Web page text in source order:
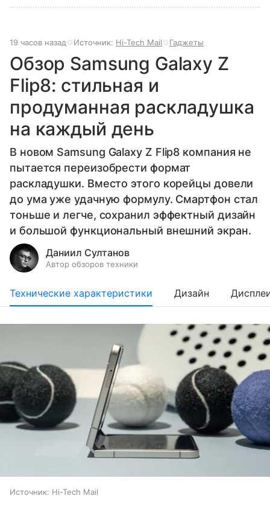
19 часов назад Источник: Hi-Tech Mail Гаджеты
Обзор Samsung Galaxy Z
Flip8: стильная и
продуманная раскладушка
на каждый день
В новом Samsung Galaxy Z Flip8 компания не
пытается переизобрести формат
раскладушки. Вместо этого корейцы довели
до ума уже удачную формулу. Смартфон стал
тоньше и легче, сохранил эффектный дизайн
и большой функциональный внешний экран.
Даниил Султанов
Автор обзоров техники
Технические характеристики Дизайн
Источник: Hi-Tech Mail